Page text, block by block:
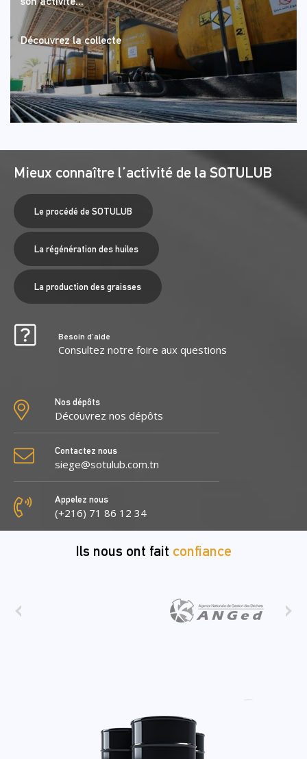
Découvrez la collecte
Mieux connaître l’activité de la SOTULUB
Le procédé de SOTULUB
La régénération des huiles
La production des graisses
Besoin d’aide
Consultez notre foire aux questions
Nos dépôts
Découvrez nos dépôts
Contactez nous
siege@sotulub.com.tn
Appelez nous
(+216) 71 86 12 34
Ils nous ont fait confiance
‹ ›